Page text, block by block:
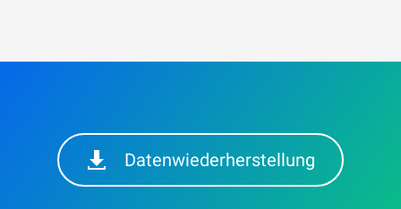
Datenwiederherstellung